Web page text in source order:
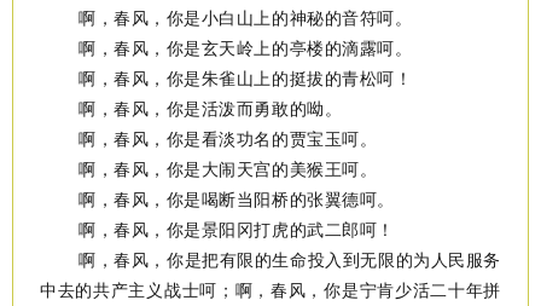
啊，春风，你是小白山上的神秘的音符呵。
啊，春风，你是玄天岭上的亭楼的滴露呵。
啊，春风，你是朱雀山上的挺拔的青松呵！
啊，春风，你是活泼而勇敢的呦。
啊，春风，你是看淡功名的贾宝玉呵。
啊，春风，你是大闹天宫的美猴王呵。
啊，春风，你是喝断当阳桥的张翼德呵。
啊，春风，你是景阳冈打虎的武二郎呵！
啊，春风，你是把有限的生命投入到无限的为人民服务
中去的共产主义战士呵；啊，春风，你是宁肯少活二十年拼